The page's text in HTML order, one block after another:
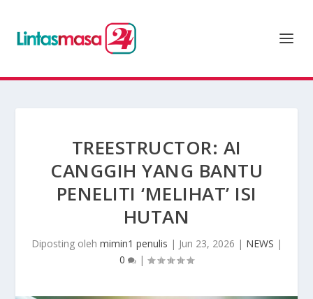
TREESTRUCTOR: AI
CANGGIH YANG BANTU
PENELITI ‘MELIHAT’ ISI
HUTAN
Diposting oleh mimin1 penulis | Jun 23, 2026 | NEWS |
0
|